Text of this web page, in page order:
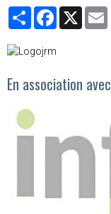
PartagerFacebook
X
En association avec